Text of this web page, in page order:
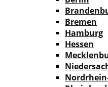
Bremen
Hamburg
Hessen